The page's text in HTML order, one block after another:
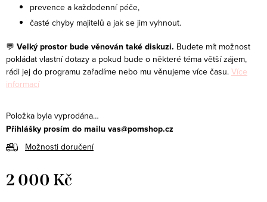
prevence a každodenní péče,
časté chyby majitelů a jak se jim vyhnout.
💬 Velký prostor bude věnován také diskuzi. Budete mít možnost
pokládat vlastní dotazy a pokud bude o některé téma větší zájem,
rádi jej do programu zařadíme nebo mu věnujeme více času. Více
informací
Položka byla vyprodána…
Přihlášky prosím do mailu vas@pomshop.cz
Možnosti doručení
2 000 Kč